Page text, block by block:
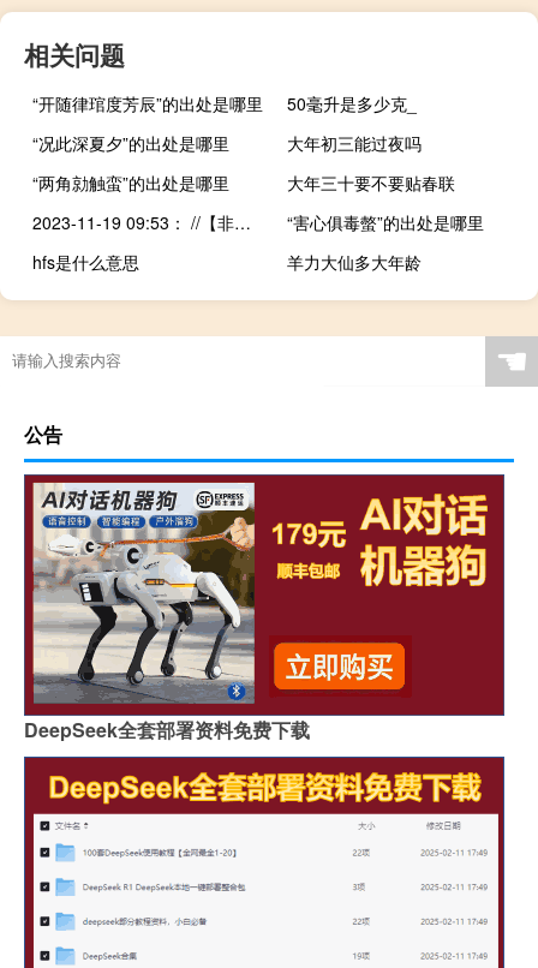
相关问题
“开随律琯度芳辰”的出处是哪里
50毫升是多少克_
“况此深夏夕”的出处是哪里
大年初三能过夜吗
“两角勍触蛮”的出处是哪里
大年三十要不要贴春联
2023-11-19 09:53： //【非法营运被查获，司机现场“认亲戚”】
“害心俱毒螫”的出处是哪里
hfs是什么意思
羊力大仙多大年龄
☚
公告
DeepSeek全套部署资料免费下载